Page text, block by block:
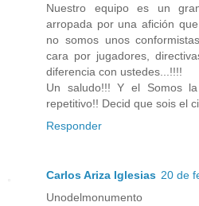
Nuestro equipo es un
arropada por una afición
no somos unos
cara por jugadores,
diferencia con ustedes...!!!!
Un saludo!!! Y el Somos
repetitivo!! Decid que sois el
Responder
Carlos Ariza Iglesias 20 de
Unodelmonumento